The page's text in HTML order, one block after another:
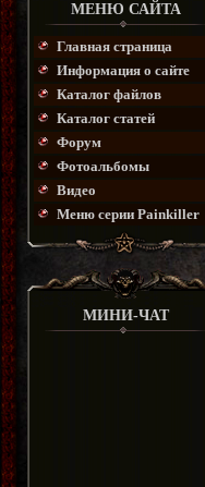
МЕНЮ САЙТА
Главная страница
Информация о сайте
Каталог файлов
Каталог статей
Форум
Фотоальбомы
Видео
Меню серии Painkiller
МИНИ-ЧАТ